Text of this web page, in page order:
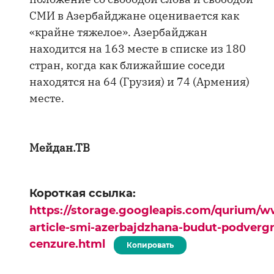
СМИ в Азербайджане оценивается как
«крайне тяжелое». Азербайджан
находится на 163 месте в списке из 180
стран, когда как ближайшие соседи
находятся на 64 (Грузия) и 74 (Армения)
месте.
Мейдан.ТВ
Короткая ссылка:
https://storage.googleapis.com/qurium/
article-smi-azerbajdzhana-budut-
cenzure.html
Копировать